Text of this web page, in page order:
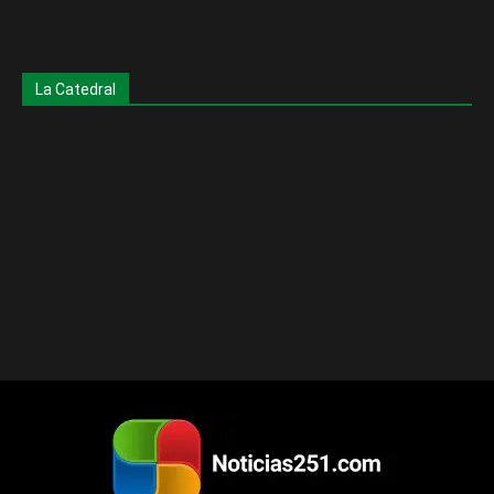
La Catedral